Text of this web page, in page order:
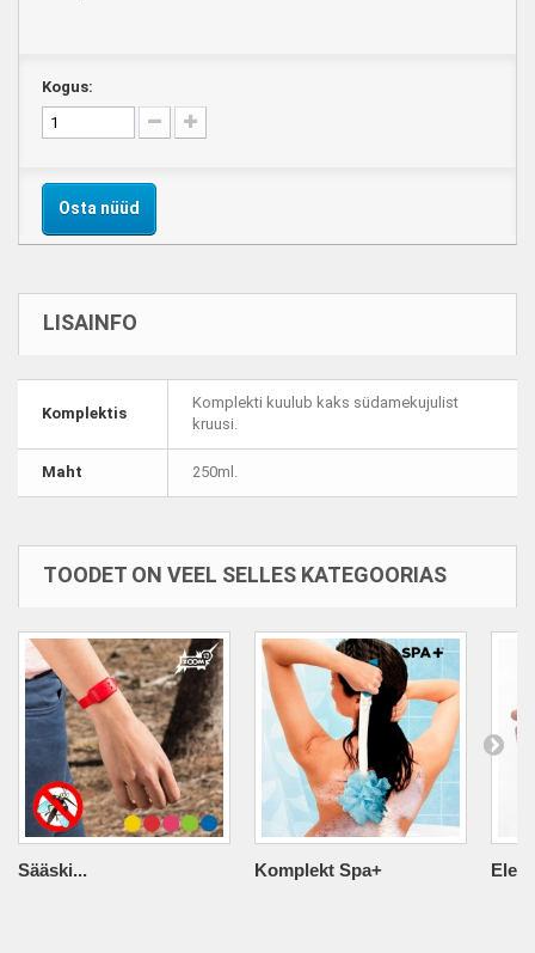
Kogus:
Osta nüüd
LISAINFO
Komplektis
Komplekti kuulub kaks südamekujulist
kruusi.
Maht 250ml.
TOODET ON VEEL SELLES KATEGOORIAS
Sääski... Komplekt Spa+